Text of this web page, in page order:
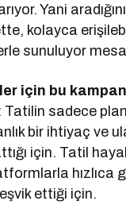
Yani
kolayca
sunuluyor
için bu
Tatilin sadece
bir ihtiyaç ve
için. Tatil
hızlıca
ettiği için.